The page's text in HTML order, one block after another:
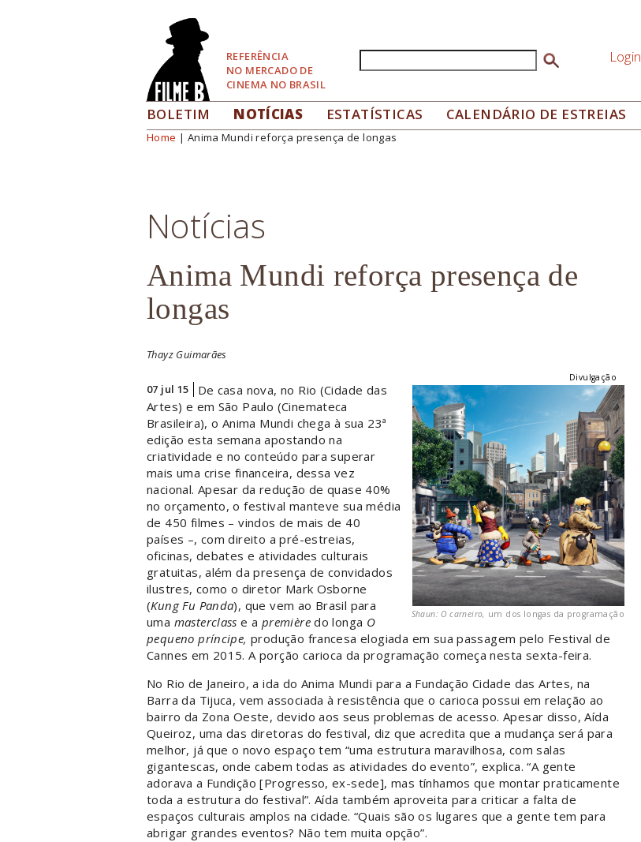
REFERÊNCIA
NO MERCADO DE
CINEMA NO BRASIL
Formulário de busca Login
BOLETIM NOTÍCIAS ESTATÍSTICAS CALENDÁRIO DE ESTREIAS
Você está aqui
Home | Anima Mundi reforça presença de longas
Notícias
Anima Mundi reforça presença de
longas
Thayz Guimarães
07 jul 15
Divulgação
Shaun: O carneiro, um dos longas da programação
De casa nova, no Rio (Cidade das
Artes) e em São Paulo (Cinemateca
Brasileira), o Anima Mundi chega à sua 23ª
edição esta semana apostando na
criatividade e no conteúdo para superar
mais uma crise financeira, dessa vez
nacional. Apesar da redução de quase 40%
no orçamento, o festival manteve sua média
de 450 filmes – vindos de mais de 40
países –, com direito a pré-estreias,
oficinas, debates e atividades culturais
gratuitas, além da presença de convidados
ilustres, como o diretor Mark Osborne
(Kung Fu Panda), que vem ao Brasil para
uma masterclass e a premièredo longa O
pequeno príncipe,produção francesa elogiada em sua passagem pelo Festival de
Cannes em 2015. A porção carioca da programação começa nesta sexta-feira.
No Rio de Janeiro, a ida do Anima Mundi para a Fundação Cidade das Artes, na
Barra da Tijuca, vem associada à resistência que o carioca possui em relação ao
bairro da Zona Oeste, devido aos seus problemas de acesso. Apesar disso, Aída
Queiroz, uma das diretoras do festival, diz que acredita que a mudança será para
melhor, já que o novo espaço tem “uma estrutura maravilhosa, com salas
gigantescas, onde cabem todas as atividades do evento”, explica. “A gente
adorava a Fundição [Progresso, ex-sede], mas tínhamos que montar praticamente
toda a estrutura do festival”. Aída também aproveita para criticar a falta de
espaços culturais amplos na cidade. “Quais são os lugares que a gente tem para
abrigar grandes eventos? Não tem muita opção”.